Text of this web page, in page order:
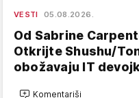
VESTI 05.08.2026.
Od Sabrine
Otkrijte Shushu/
obožavaju IT
Komentariši